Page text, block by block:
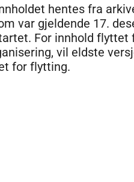
hentes fra
var gjeldende 17.
For innhold flyttet
vil eldste
for flytting.